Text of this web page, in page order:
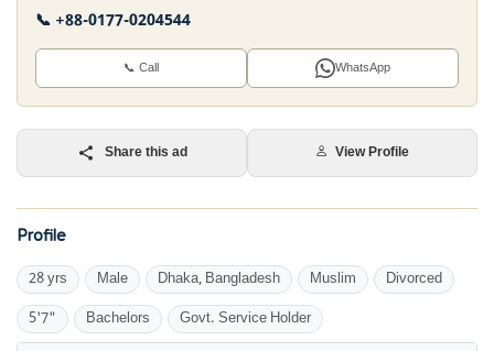
📞 +88-0177-0204544
📞 Call WhatsApp
Share this ad View Profile
Profile
28 yrs Male Dhaka, Bangladesh Muslim Divorced
5'7" Bachelors Govt. Service Holder